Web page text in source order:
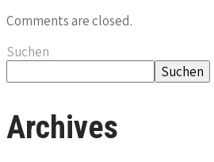
Comments are closed.
Suchen
Suchen
Archives